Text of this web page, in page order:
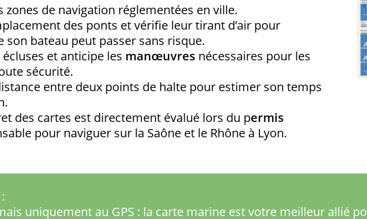
zones de navigation réglementées en ville.
des ponts et vérifie leur tirant d’air pour
son bateau peut passer sans risque.
et anticipe les manœuvres nécessaires pour les
sécurité.
entre deux points de halte pour estimer son temps
des cartes est directement évalué lors du permis
pour naviguer sur la Saône et le Rhône à Lyon.
:
uniquement au GPS : la carte marine est votre meilleur allié